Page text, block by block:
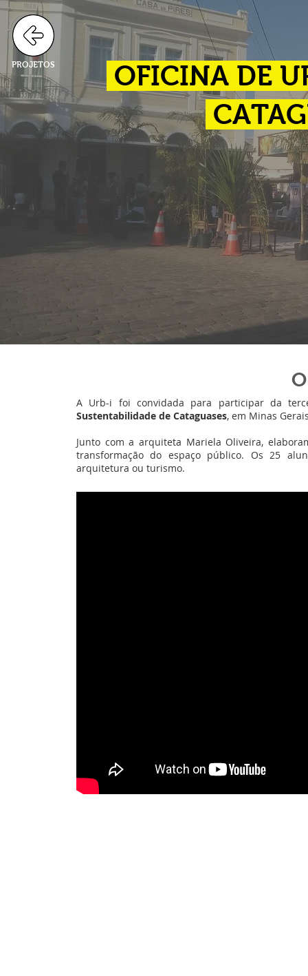
OFICINA DE
PROJETOS
A Urb-i foi convidada para participar da
Sustentabilidade de Cataguases, em Minas
Junto com a arquiteta Mariela Oliveira,
transformação do espaço público. Os 25
arquitetura ou turismo.